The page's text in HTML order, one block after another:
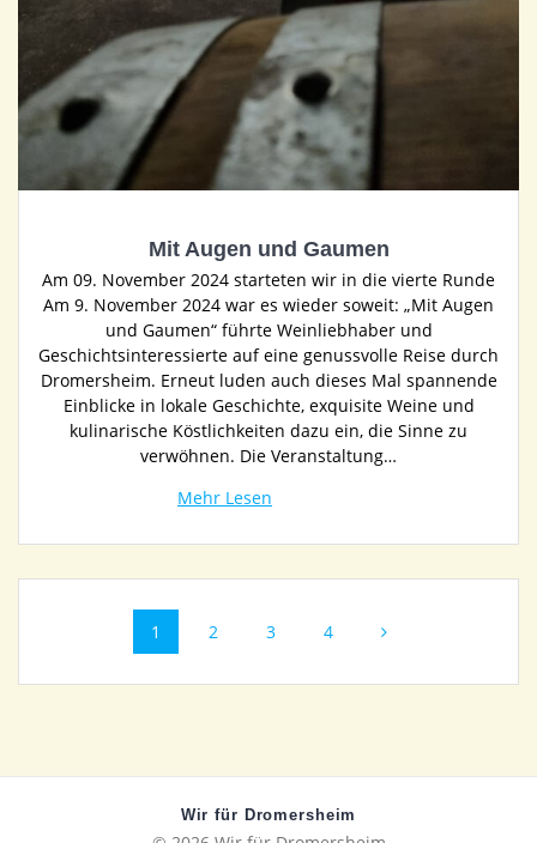
Mit Augen und Gaumen
Am 09. November 2024 starteten wir in die vierte Runde
Am 9. November 2024 war es wieder soweit: „Mit Augen
und Gaumen“ führte Weinliebhaber und
Geschichtsinteressierte auf eine genussvolle Reise durch
Dromersheim. Erneut luden auch dieses Mal spannende
Einblicke in lokale Geschichte, exquisite Weine und
kulinarische Köstlichkeiten dazu ein, die Sinne zu
verwöhnen. Die Veranstaltung…
navigation
Page
1 Page
2 Page
3 Page
4
Wir für Dromersheim